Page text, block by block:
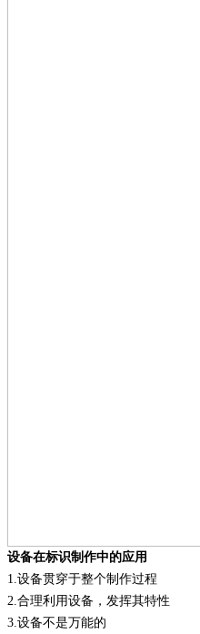
设备在标识制作中的应用
1 设备贯穿于整个制作过程
2 合理利用设备，发挥其特性
3 设备不是万能的